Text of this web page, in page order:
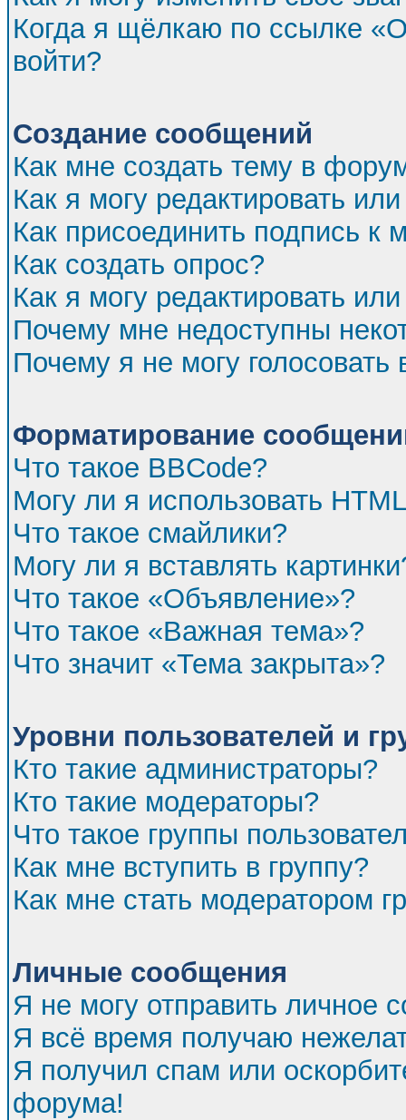
Когда я щёлкаю по ссылке
войти?
Создание сообщений
Как мне создать тему в
Как я могу редактировать
Как присоединить подпись
Как создать опрос?
Как я могу редактировать
Почему мне недоступны
Почему я не могу голосовать
Форматирование
Что такое BBCode?
Могу ли я использовать
Что такое смайлики?
Могу ли я вставлять
Что такое «Объявление»?
Что такое «Важная тема»?
Что значит «Тема закрыта»?
Уровни пользователей и
Кто такие администраторы?
Кто такие модераторы?
Что такое группы
Как мне вступить в группу?
Как мне стать модератором
Личные сообщения
Я не могу отправить личное
Я всё время получаю
Я получил спам или
форума!